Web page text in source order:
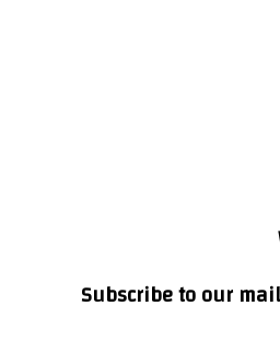
Subscribe to our